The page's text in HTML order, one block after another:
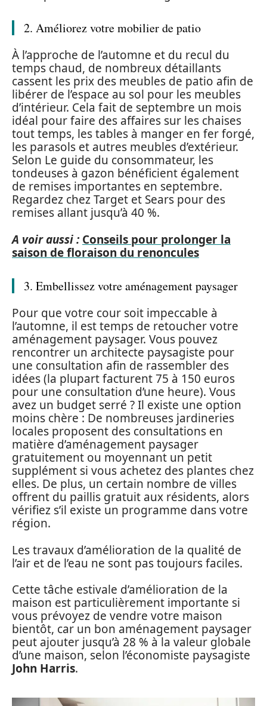
2. Améliorez votre mobilier de patio
À l’approche de l’automne et du recul du
temps chaud, de nombreux détaillants
cassent les prix des meubles de patio afin de
libérer de l’espace au sol pour les meubles
d’intérieur. Cela fait de septembre un mois
idéal pour faire des affaires sur les chaises
tout temps, les tables à manger en fer forgé,
les parasols et autres meubles d’extérieur.
Selon Le guide du consommateur, les
tondeuses à gazon bénéficient également
de remises importantes en septembre.
Regardez chez Target et Sears pour des
remises allant jusqu’à 40 %.
A voir aussi : Conseils pour prolonger la
saison de floraison du renoncules
3. Embellissez votre aménagement paysager
Pour que votre cour soit impeccable à
l’automne, il est temps de retoucher votre
aménagement paysager. Vous pouvez
rencontrer un architecte paysagiste pour
une consultation afin de rassembler des
idées (la plupart facturent 75 à 150 euros
pour une consultation d’une heure). Vous
avez un budget serré ? Il existe une option
moins chère : De nombreuses jardineries
locales proposent des consultations en
matière d’aménagement paysager
gratuitement ou moyennant un petit
supplément si vous achetez des plantes chez
elles. De plus, un certain nombre de villes
offrent du paillis gratuit aux résidents, alors
vérifiez s’il existe un programme dans votre
région.
Les travaux d’amélioration de la qualité de
l’air et de l’eau ne sont pas toujours faciles.
Cette tâche estivale d’amélioration de la
maison est particulièrement importante si
vous prévoyez de vendre votre maison
bientôt, car un bon aménagement paysager
peut ajouter jusqu’à 28 % à la valeur globale
d’une maison, selon l’économiste paysagiste
John Harris.